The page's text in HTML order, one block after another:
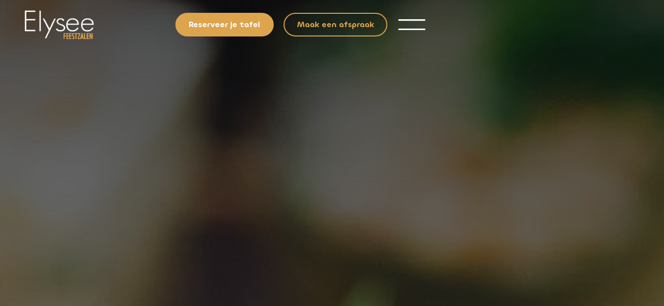
Reserveer je tafel Maak een afspraak